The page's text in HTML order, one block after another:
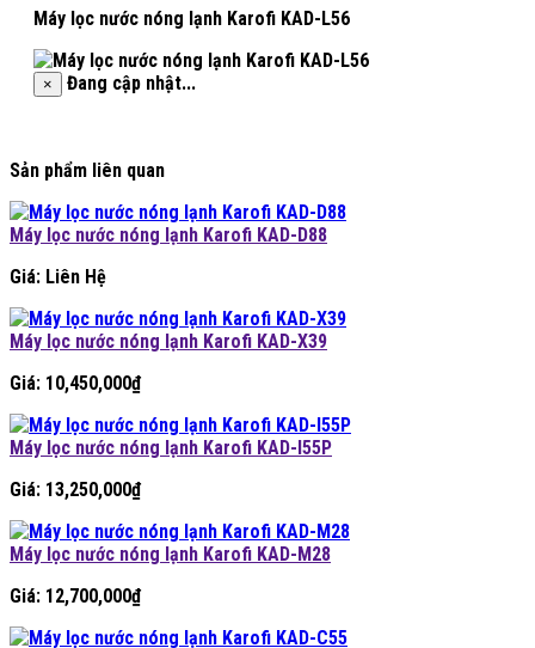
Máy lọc nước nóng lạnh Karofi KAD-L56
× Đang cập nhật...
Sản phẩm liên quan
Máy lọc nước nóng lạnh Karofi KAD-D88
Giá: Liên Hệ
Máy lọc nước nóng lạnh Karofi KAD-X39
Giá: 10,450,000₫
Máy lọc nước nóng lạnh Karofi KAD-I55P
Giá: 13,250,000₫
Máy lọc nước nóng lạnh Karofi KAD-M28
Giá: 12,700,000₫